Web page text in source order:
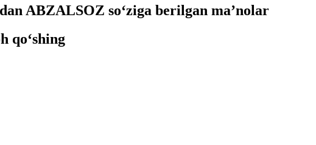
ABZALSOZ so‘ziga berilgan ma’nolar
qo‘shing